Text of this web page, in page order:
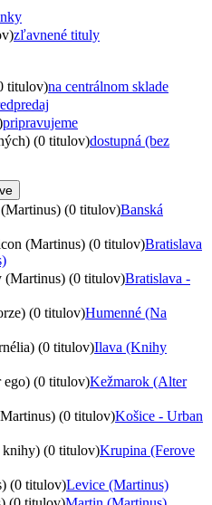
zľavnené tituly
titulov)na centrálnom sklade
pripravujeme
(0 titulov)dostupná (bez
(0 titulov)Banská
(Martinus) (0 titulov)Bratislava
(Martinus) (0 titulov)Bratislava -
(0 titulov)Humenné (Na
(0 titulov)Ilava (Knihy
(0 titulov)Kežmarok (Alter
(0 titulov)Košice - Urban
(0 titulov)Krupina (Ferove
(0 titulov)Levice (Martinus)